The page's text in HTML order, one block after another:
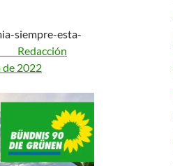
siempre-esta-